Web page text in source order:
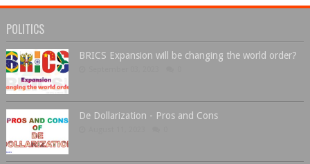
POLITICS
BRICS Expansion will be changing the world order?
De Dollarization - Pros and Cons